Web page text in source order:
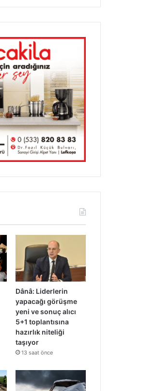
Dânâ: Liderlerin
yapacağı görüşme
yeni ve sonuç alıcı
5+1 toplantısına
hazırlık niteliği
taşıyor
13 saat önce